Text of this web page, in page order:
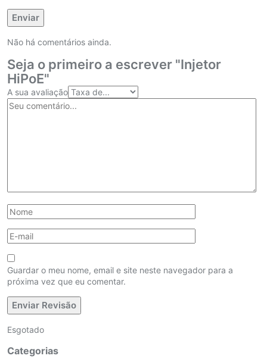
Não há comentários ainda.
Seja o primeiro a escrever "Injetor
HiPoE"
A sua avaliação
Guardar o meu nome, email e site neste navegador para a
próxima vez que eu comentar.
Esgotado
Categorias